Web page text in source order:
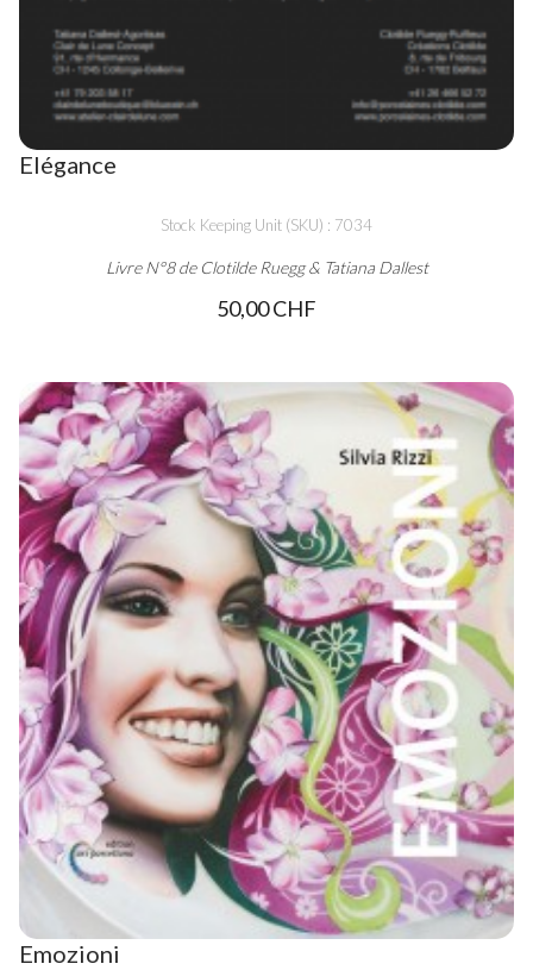
Elégance
Stock Keeping Unit (SKU) : 7034
Livre N°8 de Clotilde Ruegg & Tatiana Dallest
50,00 CHF
Emozioni